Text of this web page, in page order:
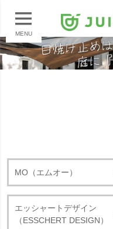
MENU
MO（エムオー）
エッシャートデザイン
（ESSCHERT DESIGN）